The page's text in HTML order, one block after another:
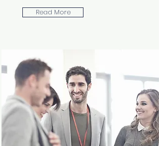
Read More